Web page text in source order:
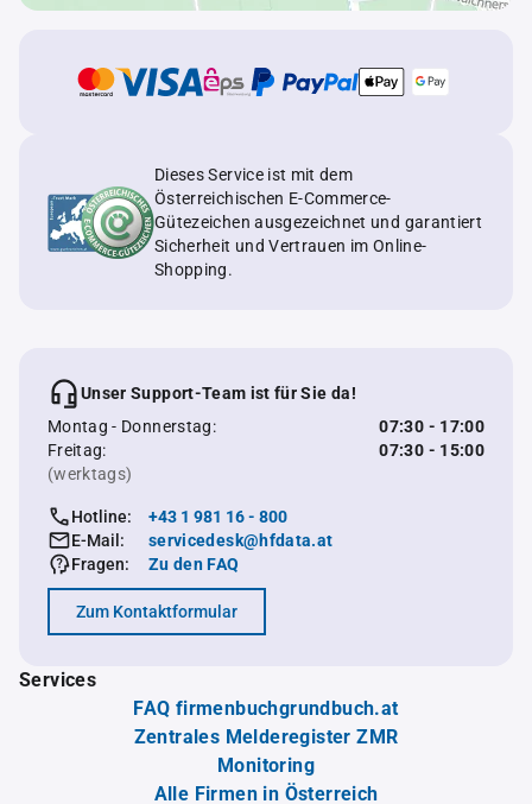
Dieses Service ist mit dem
Österreichischen E-Commerce-
Gütezeichen ausgezeichnet und garantiert
Sicherheit und Vertrauen im Online-
Shopping.
Unser Support-Team ist für Sie da!
Montag - Donnerstag:
07:30 - 17:00
Freitag:
07:30 - 15:00
(werktags)
Hotline:
+43 1 981 16 - 800
E-Mail:
servicedesk@hfdata.at
Fragen:
Zu den FAQ
Zum Kontaktformular
Services
FAQ firmenbuchgrundbuch.at
Zentrales Melderegister ZMR
Monitoring
Alle Firmen in Österreich